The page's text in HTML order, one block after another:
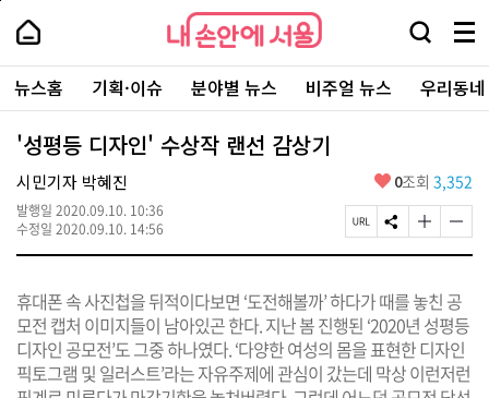
본
로
가
내
손
안
에
서
울
-
서
울
시
대
표
소
포
털
내
손
에
울
검
창
열
기
메
뉴
전
체
보
주
요
서
뉴스홈 기획·이슈 분야별 뉴스 비주얼 뉴스 우리동
'성평등 디자인' 수상작 랜선 감상기
시민기자 박혜진
발행일 2020.09.10. 10:36
수정일 2020.09.10. 14:56
좋
요
0조회 3,352
페
이
R
L
복
사
S
N
유
하
기
글
자
크
게
변
경
하
글
자
작
게
변
경
하
휴대폰 속 사진첩을 뒤적이다보면 ‘도전해볼까’ 하다가 때를 놓친 공
모전 캡처 이미지들이 남아있곤 한다. 지난 봄 진행된 ‘2020년 성평등
디자인 공모전’도 그중 하나였다. ‘다양한 여성의 몸을 표현한 디자인
픽토그램 및 일러스트’라는 자유주제에 관심이 갔는데 막상 이런저런
페
상
단
로